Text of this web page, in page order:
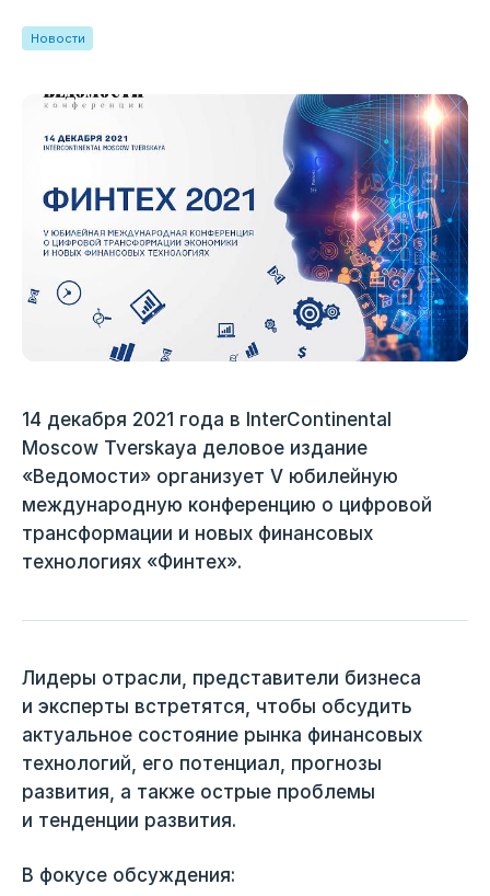
Новости
14 декабря 2021 года в InterContinental
Moscow Tverskaya деловое издание
«Ведомости» организует V юбилейную
международную конференцию о цифровой
трансформации и новых финансовых
технологиях «Финтех».
Лидеры отрасли, представители бизнеса
и эксперты встретятся, чтобы обсудить
актуальное состояние рынка финансовых
технологий, его потенциал, прогнозы
развития, а также острые проблемы
и тенденции развития.
В фокусе обсуждения: